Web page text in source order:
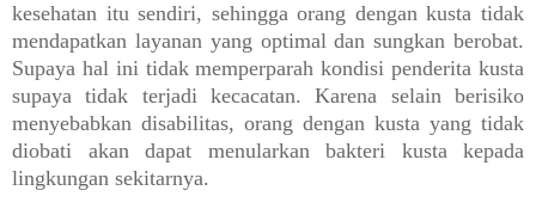
kesehatan itu sendiri, sehingga orang dengan kusta tidak
mendapatkan layanan yang optimal dan sungkan berobat.
Supaya hal ini tidak memperparah kondisi penderita kusta
supaya tidak terjadi kecacatan. Karena selain berisiko
menyebabkan disabilitas, orang dengan kusta yang tidak
diobati akan dapat menularkan bakteri kusta kepada
lingkungan sekitarnya.